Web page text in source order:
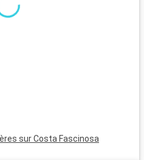
sur Costa Fascinosa